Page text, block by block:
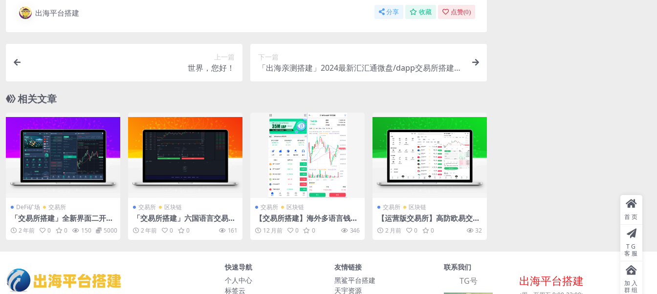
出海平台搭建 分享 收藏 点赞(0)
上一篇
世界，您好！
下一篇
「出海亲测搭建」2024最新汇汇通微盘/dapp交易所搭建盗
相关文章
DeFi矿场 交易所
「交易所搭建」全新界面二开多
语言交易所系统/合约期权秒合
约交易所/Defi借贷理财矿机新
2 年前 0 0 150 5000
交易所 区块链
「交易所搭建」六国语言交易所
系统/合约期权秒合约交易所/矿
机新币申购
2 年前 0 0 161
交易所 区块链
【交易所搭建】海外多语言钱包
登入带dapp盗U交易所源码/币
币交易/秒合约/脚本齐全
12 月前 0 0 346
交易所 区块链
【运营版交易所】高防欧易交易
所15语言JAVA语言综合交易所
全开源/支持外汇商品指数股票
2 月前 0 0 32
快速导航
个人中心
标签云
友情链接
黑鲨平台搭建
天宇资源
联系我们
TG号 出海平台搭建
首页
TG
客服
加入
群组